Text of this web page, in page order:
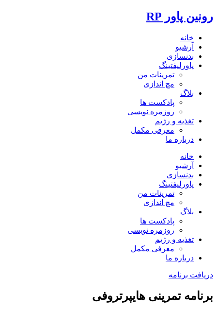
رونین پاور RP
خانه
آرشیو
بدنسازی
پاورلیفتینگ
تمرینات من
مچ اندازی
بلاگ
پادکست ها
روزمره نویسی
تغذیه و رژیم
معرفی مکمل
درباره ما
خانه
آرشیو
بدنسازی
پاورلیفتینگ
تمرینات من
مچ اندازی
بلاگ
پادکست ها
روزمره نویسی
تغذیه و رژیم
معرفی مکمل
درباره ما
دریافت برنامه
برنامه تمرینی هایپرتروفی